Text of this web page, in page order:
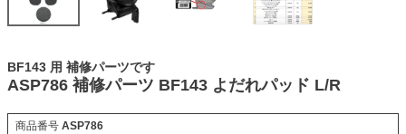
BF143 用 補修パーツです
ASP786 補修パーツ BF143 よだれパッド L/R
商品番号 ASP786